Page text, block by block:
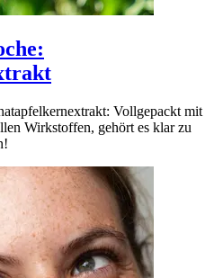
Vollgepackt mit
Wirkstoffen, gehört es klar zu